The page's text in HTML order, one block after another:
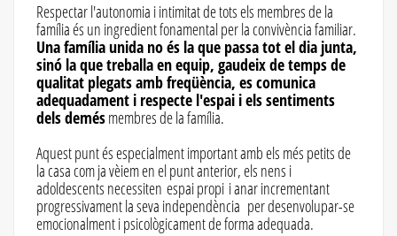
Respectar l'autonomia i intimitat de tots els membres de la
família és un ingredient fonamental per la convivència familiar.
Una família unida no és la que passa tot el dia junta,
sinó la que treballa en equip, gaudeix de temps de
qualitat plegats amb freqüència, es comunica
adequadament i respecte l'espai i els sentiments
dels demésmembres de la família.
Aquest punt és especialment important amb els més petits de
la casa com ja vèiem en el punt anterior, els nens i
adoldescents necessiten espai propi i anar incrementant
progressivament la seva independència per desenvolupar-se
emocionalment i psicològicament de forma adequada.